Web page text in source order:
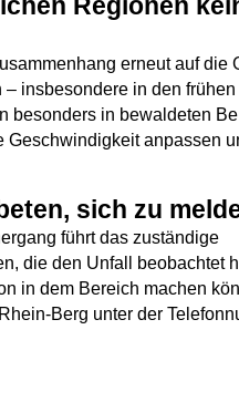
erneut auf die
insbesondere in den
besonders in bewaldeten
anpassen
sich zu
führt das zuständige
die den Unfall beobachtet
in dem Bereich machen
Berg unter der